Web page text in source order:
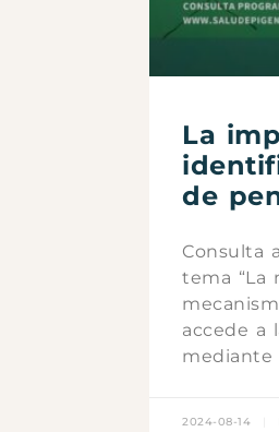
La
de
Consulta
tema “La
accede a
mediante
2024-08-14